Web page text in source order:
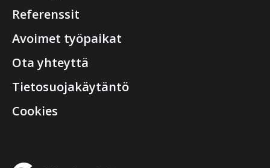
Referenssit
Avoimet työpaikat
Ota yhteyttä
Tietosuojakäytäntö
Cookies